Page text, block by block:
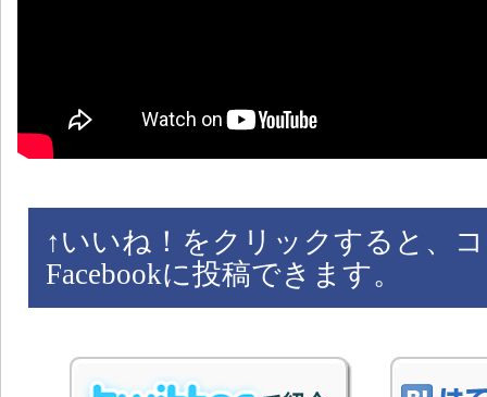
↑ いいね！をクリックすると、
Facebookに投稿できます。